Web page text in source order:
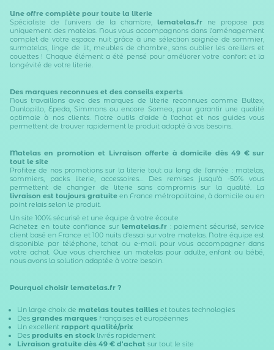
Une offre complète pour toute la literie
Spécialiste de l’univers de la chambre, lematelas.fr ne propose pas
uniquement des matelas. Nous vous accompagnons dans l’aménagement
complet de votre espace nuit grâce à une sélection soignée de sommier,
surmatelas, linge de lit, meubles de chambre , sans oublier lesoreillers et
couettes ! Chaque élément a été pensé pour améliorer votre confort et la
longévité de votre literie.
Des marques reconnues et des conseils experts
Nous travaillons avec des marques de literie reconnues comme Bultex,
Dunlopillo,Epeda, Simmons ou encore Someo, pour garantir une qualité
optimale à nos clients. Notreoutils d'aide à l'achat et nos guidesvous
permettent de trouver rapidement le produit adapté à vos besoins.
Matelas en promotion et Livraison offerte à domicile dès 49 € sur
tout le site
Profitez de nos promotions sur la literie tout au long de l’année : matelas,
sommiers, packs literie, accessoires... Des remises jusqu’à -50% vous
permettent de changer de literie sans compromis sur la qualité. La
livraison est toujours gratuite en France métropolitaine, à domicile ou en
point relais selon le produit.
Un site 100% sécurisé et une équipe à votre écoute
Achetez en toute confiance sur lematelas.fr: paiement sécurisé, service
client basé en France et 100 nuits d'essai sur votre matelas. Notre équipe est
disponible par téléphone, tchat ou e-mail pour vous accompagner dans
votre achat. Que vous cherchiez un matelas pour adulte, enfant ou bébé,
nous avons la solution adaptée à votre besoin.
Pourquoi choisir lematelas.fr ?
Un large choix de matelas toutes tailles et toutes technologies
Des grandes marques françaises et européennes
Un excellent rapport qualité/prix
Des produits en stock livrés rapidement
Livraison gratuite dès 49 € d'achat sur tout le site